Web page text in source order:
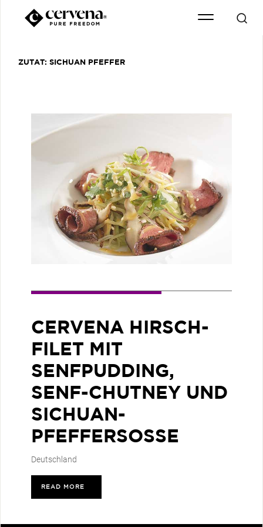
ZUTAT: SICHUAN PFEFFER
CERVENA HIRSCH-
FILET MIT
SENFPUDDING,
SENF-CHUTNEY UND
SICHUAN-
PFEFFERSOSSE
Deutschland
READ MORE